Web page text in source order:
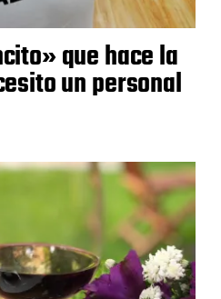
que hace la
un personal